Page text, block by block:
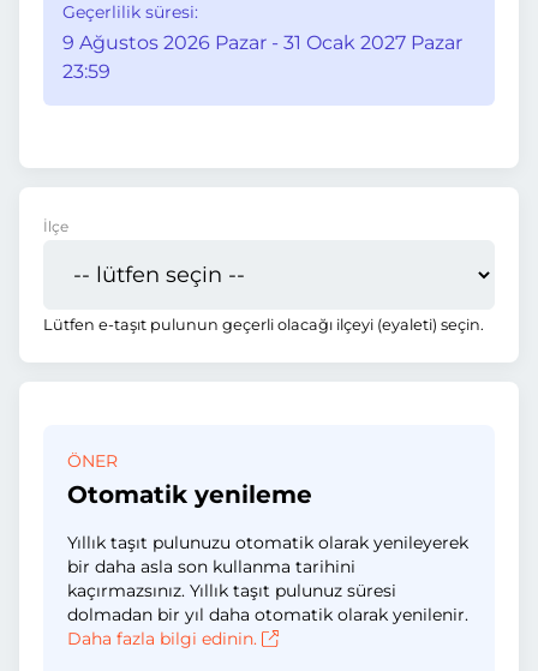
Geçerlilik süresi:
9 Ağustos 2026 Pazar - 31 Ocak 2027 Pazar
23:59
İlçe
Lütfen e-taşıt pulunun geçerli olacağı ilçeyi (eyaleti) seçin.
ÖNER
Otomatik yenileme
Yıllık taşıt pulunuzu otomatik olarak yenileyerek
bir daha asla son kullanma tarihini
kaçırmazsınız. Yıllık taşıt pulunuz süresi
dolmadan bir yıl daha otomatik olarak yenilenir.
Daha fazla bilgi edinin.